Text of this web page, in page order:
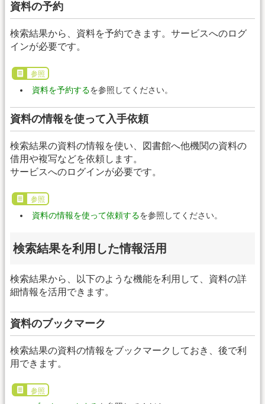
資料の予約
検索結果から、資料を予約できます。サービスへのログ
インが必要です。
参照
資料を予約するを参照してください。
資料の情報を使って入手依頼
検索結果の資料の情報を使い、図書館へ他機関の資料の
借用や複写などを依頼します。
サービスへのログインが必要です。
参照
資料の情報を使って依頼するを参照してください。
検索結果を利用した情報活用
検索結果から、以下のような機能を利用して、資料の詳
細情報を活用できます。
資料のブックマーク
検索結果の資料の情報をブックマークしておき、後で利
用できます。
参照